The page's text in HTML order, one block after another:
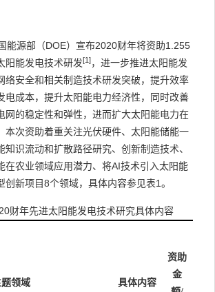
能源部（DOE）宣布2020财年将资助1.255
阳能发电技术研发[1]，进一步推进太阳能发
络安全和相关制造技术研发突破，提升效率
电成本，提升太阳能电力经济性，同时改善
网的稳定性和弹性，进而扩大太阳能电力在
本次资助着重关注光伏硬件、太阳能储能一
知识流动和扩散路径研究、创新制造技术、
在农业领域应用潜力、将AI技术引入太阳能
创新项目8个领域，具体内容参见表1。
财年先进太阳能发电技术研究具体内容
领域 具体内容
资助
金